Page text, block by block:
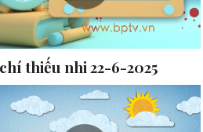
thiếu nhi 22-6-2025